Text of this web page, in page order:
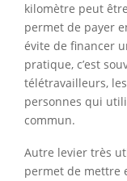
kilomètre peut
permet de payer
évite de financer
pratique, c’est
télétravailleurs,
personnes qui
commun.
Autre levier très
permet de mettre